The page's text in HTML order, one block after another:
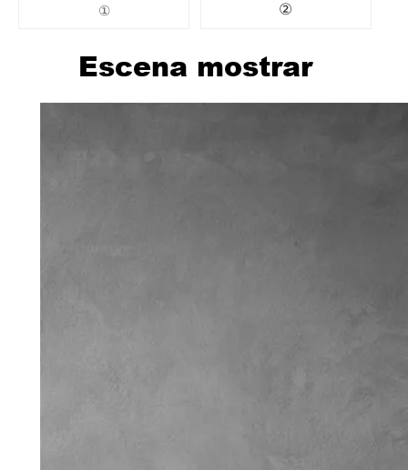
① ②
Escena mostrar